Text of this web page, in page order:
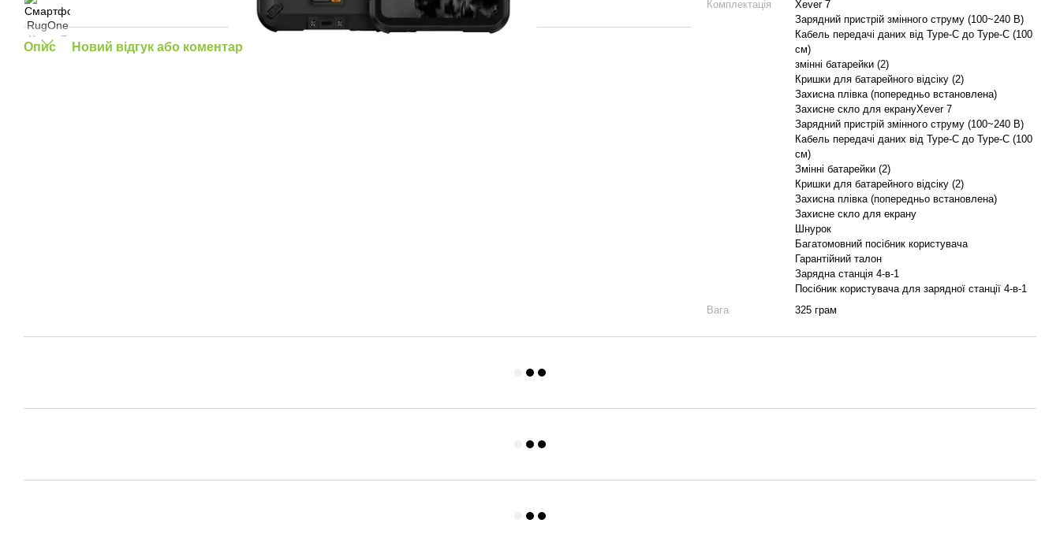
Опис Новий відгук або коментар
Комплектація
Xever 7
Зарядний пристрій змінного струму (100~240 В)
Кабель передачі даних від Type-C до Type-C (100
см)
змінні батарейки (2)
Кришки для батарейного відсіку (2)
Захисна плівка (попередньо встановлена)
Захисне скло для екрануXever 7
Зарядний пристрій змінного струму (100~240 В)
Кабель передачі даних від Type-C до Type-C (100
см)
Змінні батарейки (2)
Кришки для батарейного відсіку (2)
Захисна плівка (попередньо встановлена)
Захисне скло для екрану
Шнурок
Багатомовний посібник користувача
Гарантійний талон
Зарядна станція 4-в-1
Посібник користувача для зарядної станції 4-в-1
Вага
325 грам